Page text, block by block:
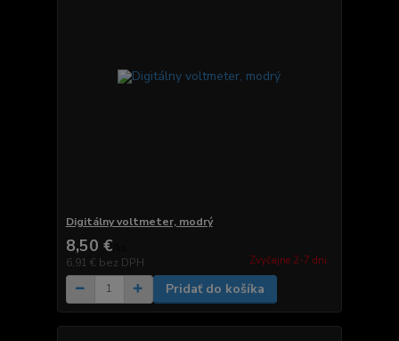
Digitálny voltmeter, modrý
8,50 €
6,91 € bez DPH Zvyčajne 2-7 dni.
Pridať do košíka